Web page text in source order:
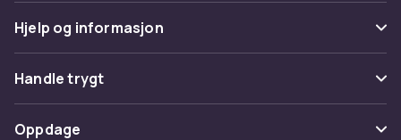
Hjelp og informasjon
Vanlige spørsmål
Spor pakke
Handle trygt
Betaling
Oppdage